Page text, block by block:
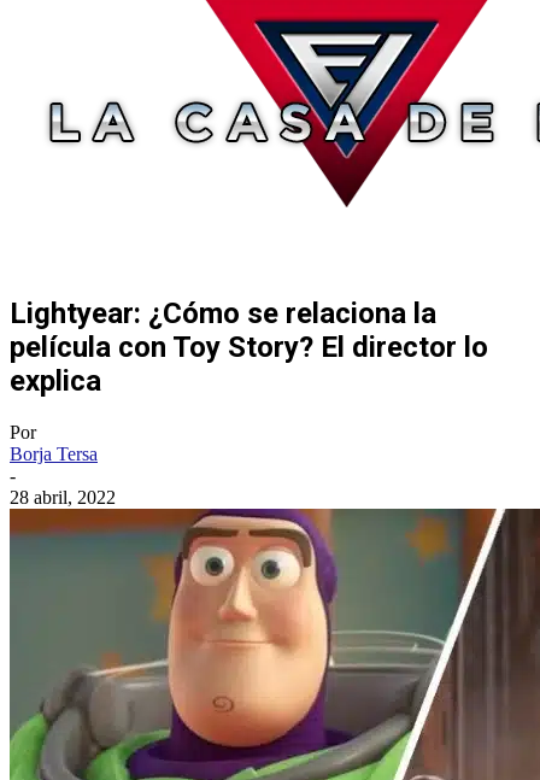
Lightyear: ¿Cómo se relaciona la
película con Toy Story? El director lo
explica
Por
Borja Tersa
-
28 abril, 2022